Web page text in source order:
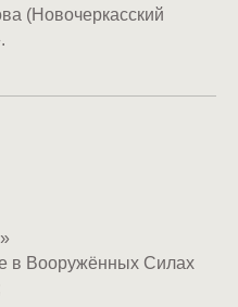
(Новочеркасский
в Вооружённых Силах